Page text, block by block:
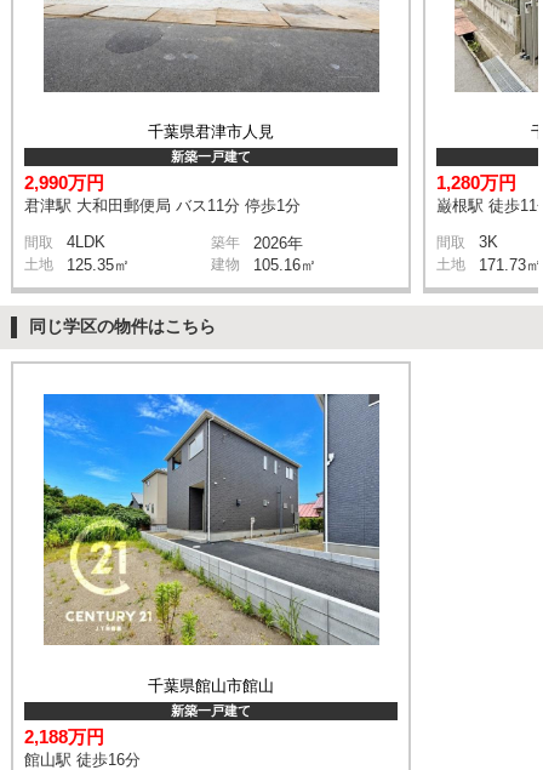
千葉県君津市人見
新築一戸建て
2,990万円
君津駅 大和田郵便局 バス11分 停歩1分
間取 4LDK 築年 2026年
土地 125.35㎡ 建物 105.16㎡
1,280万円
巌根駅 徒歩11
間取 3K
土地 171.73㎡
同じ学区の物件はこちら
千葉県館山市館山
新築一戸建て
2,188万円
館山駅 徒歩16分